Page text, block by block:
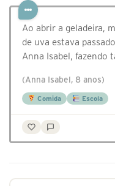
Ao abrir a geladeira,
de uva estava
Anna Isabel, fazendo
(Anna Isabel, 8 anos)
Comida Escola